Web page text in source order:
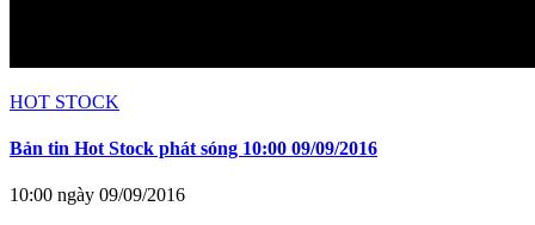
HOT STOCK
Bản tin Hot Stock phát sóng 10:00 09/09/2016
10:00 ngày 09/09/2016